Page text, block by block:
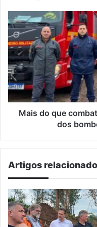
Mais
do
que
combater
incêndios,
a
maior
missão
dos
bombeiros
vidas
Mais do que
dos
Artigos